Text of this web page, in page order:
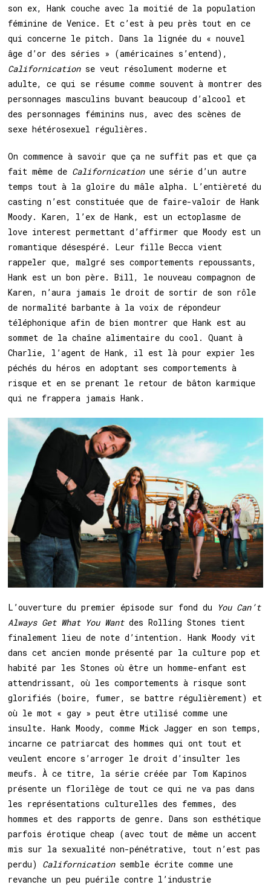
son ex, Hank couche avec la moitié de la population
féminine de Venice. Et c’est à peu près tout en ce
qui concerne le pitch. Dans la lignée du « nouvel
âge d’or des séries » (américaines s’entend),
Californicationse veut résolument moderne et
adulte, ce qui se résume comme souvent à montrer des
personnages masculins buvant beaucoup d’alcool et
des personnages féminins nus, avec des scènes de
sexe hétérosexuel régulières.
On commence à savoir que ça ne suffit pas et que ça
fait même de Californicationune série d’un autre
temps tout à la gloire du mâle alpha. L’entièreté du
casting n’est constituée que de faire-valoir de Hank
Moody. Karen, l’ex de Hank, est un ectoplasme de
love interest permettant d’affirmer que Moody est un
romantique désespéré. Leur fille Becca vient
rappeler que, malgré ses comportements repoussants,
Hank est un bon père. Bill, le nouveau compagnon de
Karen, n’aura jamais le droit de sortir de son rôle
de normalité barbante à la voix de répondeur
téléphonique afin de bien montrer que Hank est au
sommet de la chaîne alimentaire du cool. Quant à
Charlie, l’agent de Hank, il est là pour expier les
péchés du héros en adoptant ses comportements à
risque et en se prenant le retour de bâton karmique
qui ne frappera jamais Hank.
L’ouverture du premier épisode sur fond du
You Can’t
Always Get What You Wantdes Rolling Stones tient
finalement lieu de note d’intention. Hank Moody vit
dans cet ancien monde présenté par la culture pop et
habité par les Stones où être un homme-enfant est
attendrissant, où les comportements à risque sont
glorifiés (boire, fumer, se battre régulièrement) et
où le mot « gay » peut être utilisé comme une
insulte. Hank Moody, comme Mick Jagger en son temps,
incarne ce patriarcat des hommes qui ont tout et
veulent encore s’arroger le droit d’insulter les
meufs. À ce titre, la série créée par Tom Kapinos
présente un florilège de tout ce qui ne va pas dans
les représentations culturelles des femmes, des
hommes et des rapports de genre. Dans son esthétique
parfois érotique cheap (avec tout de même un accent
mis sur la sexualité non-pénétrative, tout n’est pas
perdu) Californicationsemble écrite comme une
revanche un peu puérile contre l’industrie